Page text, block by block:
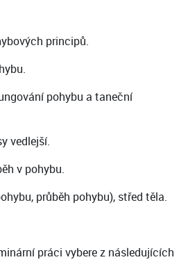
principů.
pohybu a taneční
vedlejší.
v pohybu.
průběh pohybu), střed těla.
práci vybere z následujících